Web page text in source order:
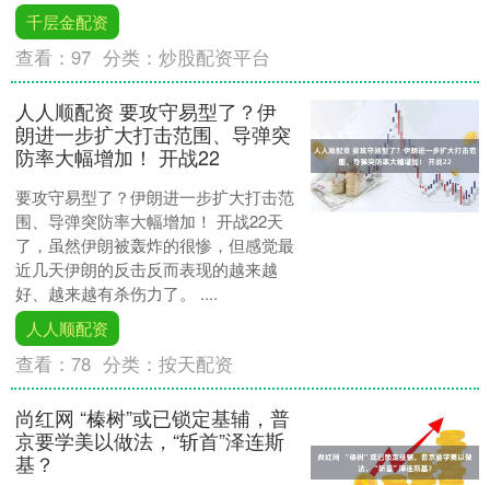
千层金配资
查看：97 分类：炒股配资平台
人人顺配资 要攻守易型了？伊
朗进一步扩大打击范围、导弹突
防率大幅增加！ 开战22
要攻守易型了？伊朗进一步扩大打击范
围、导弹突防率大幅增加！ 开战22天
了，虽然伊朗被轰炸的很惨，但感觉最
近几天伊朗的反击反而表现的越来越
好、越来越有杀伤力了。 ....
人人顺配资
查看：78 分类：按天配资
尚红网 “榛树”或已锁定基辅，普
京要学美以做法，“斩首”泽连斯
基？